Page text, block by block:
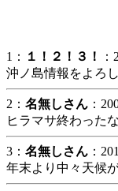
1： １！２！３！
沖ノ島情報をよろ
2： 名無しさん ：
ヒラマサ終わった
3： 名無しさん ：
年末より中々天候